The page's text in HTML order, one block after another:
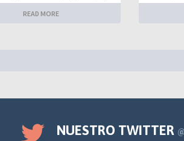
READ MORE
NUESTRO TWITTER